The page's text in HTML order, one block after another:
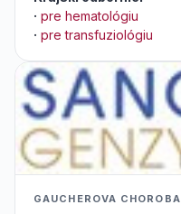
· pre hematológiu
· pre transfuziológiu
GAUCHEROVA CHOROBA